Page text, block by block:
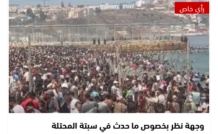
رأي خاص
وجهة نظر بخصوص ما حدث في سبتة المحتلة